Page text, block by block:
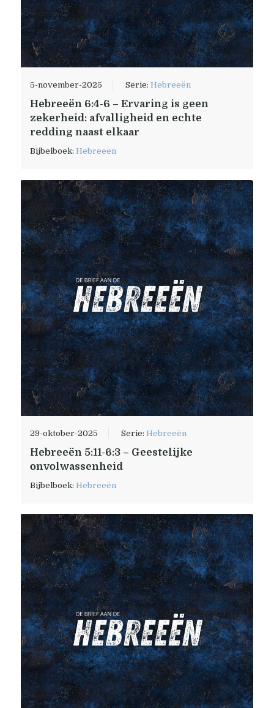
5-november-2025 Serie:Hebreeën
Hebreeën 6:4-6 – Ervaring is geen
zekerheid: afvalligheid en echte
redding naast elkaar
Bijbelboek:Hebreeën
29-oktober-2025 Serie:Hebreeën
Hebreeën 5:11-6:3 – Geestelijke
onvolwassenheid
Bijbelboek:Hebreeën